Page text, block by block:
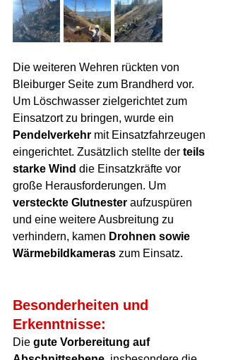
Die weiteren Wehren rückten von
Bleiburger Seite zum Brandherd vor.
Um Löschwasser zielgerichtet zum
Einsatzort zu bringen, wurde ein
Pendelverkehr mit Einsatzfahrzeugen
eingerichtet. Zusätzlich stellte der teils
starke Wind die Einsatzkräfte vor
große Herausforderungen. Um
versteckte Glutnester aufzuspüren
und eine weitere Ausbreitung zu
verhindern, kamen Drohnen sowie
Wärmebildkameras zum Einsatz.
Besonderheiten und
Erkenntnisse:
Die gute Vorbereitung auf